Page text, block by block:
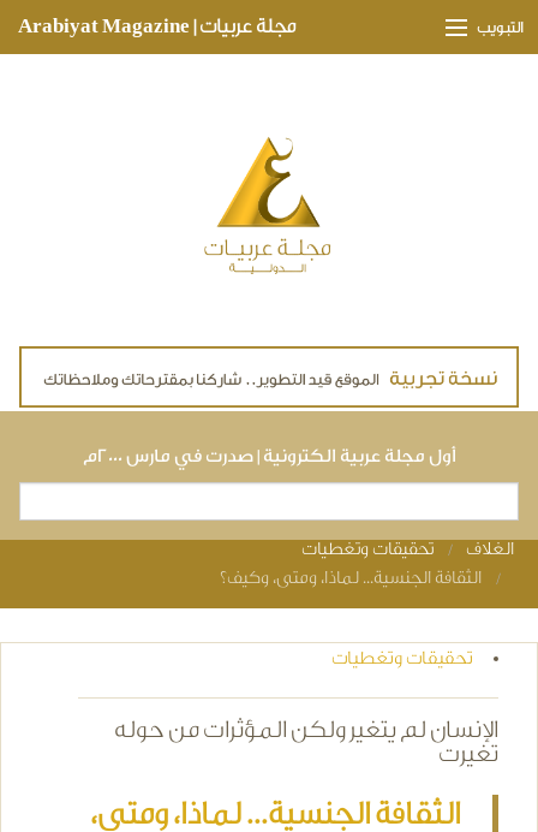
مجلة عربيات | Arabiyat Magazine التبويب
أول مجلة عربية الكترونية | صدرت في مارس ٢٠٠٠م
You are here
الغلاف
تحقيقات وتغطيات
الثقافة الجنسية... لماذا، ومتى، وكيف؟
تحقيقات وتغطيات
الإنسان لم يتغير ولكن المؤثرات من حوله
تغيرت
الثقافة الجنسية... لماذا، ومتى،